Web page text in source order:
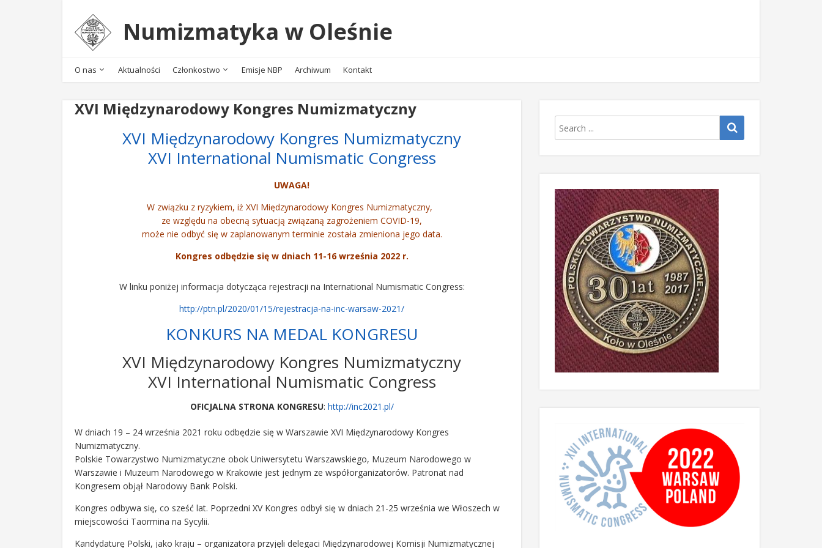
Numizmatyka w Oleśnie
O nas Aktualności Członkostwo Emisje NBP Archiwum Kontakt
XVI Międzynarodowy Kongres Numizmatyczny
XVI Międzynarodowy Kongres Numizmatyczny
XVI International Numismatic Congress
UWAGA!
W związku z ryzykiem, iż XVI Międzynarodowy Kongres Numizmatyczny,
ze względu na obecną sytuacją związaną zagrożeniem COVID-19,
może nie odbyć się w zaplanowanym terminie została zmieniona jego data.
Kongres odbędzie się w dniach 11-16 września 2022 r.
W linku poniżej informacja dotycząca rejestracji na International Numismatic Congress:
http://ptn.pl/2020/01/15/rejestracja-na-inc-warsaw-2021/
KONKURS NA MEDAL KONGRESU
XVI Międzynarodowy Kongres Numizmatyczny
XVI International Numismatic Congress
OFICJALNA STRONA KONGRESU: http://inc2021.pl/
W dniach 19 – 24 września 2021 roku odbędzie się w Warszawie XVI Międzynarodowy Kongres
Numizmatyczny.
Polskie Towarzystwo Numizmatyczne obok Uniwersytetu Warszawskiego, Muzeum Narodowego w
Warszawie i Muzeum Narodowego w Krakowie jest jednym ze współorganizatorów. Patronat nad
Kongresem objął Narodowy Bank Polski.
Kongres odbywa się, co sześć lat. Poprzedni XV Kongres odbył się w dniach 21-25 września we Włoszech w
miejscowości Taormina na Sycylii.
Kandydaturę Polski, jako kraju – organizatora przyjęli delegaci Międzynarodowej Komisji Numizmatycznej